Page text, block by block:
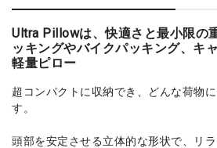
Ultra Pillowは、快適さと最小限の
ッキングやバイクパッキング、キ
軽量ピロー
超コンパクトに収納でき、どんな荷物
す。
頭部を安定させる立体的な形状で、リ